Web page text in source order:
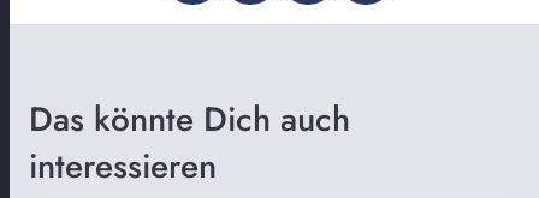
Das könnte Dich auch
interessieren